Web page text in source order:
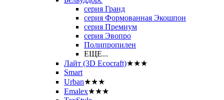
серия Гранд
серия Формованная Экошпон
серия Премиум
серия Эвопро
Полипропилен
ЕЩЕ...
Лайт (3D Ecocraft)★★★
Smart
Urban★★★
Emalex★★★